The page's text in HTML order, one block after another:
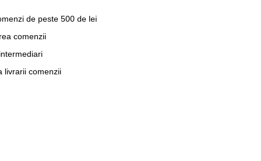
de peste 500 de lei
comenzii
livrarii comenzii